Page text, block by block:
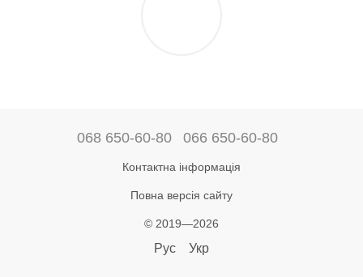
068 650-60-80 066 650-60-80
Контактна інформація
Повна версія сайту
© 2019—2026
Рус Укр